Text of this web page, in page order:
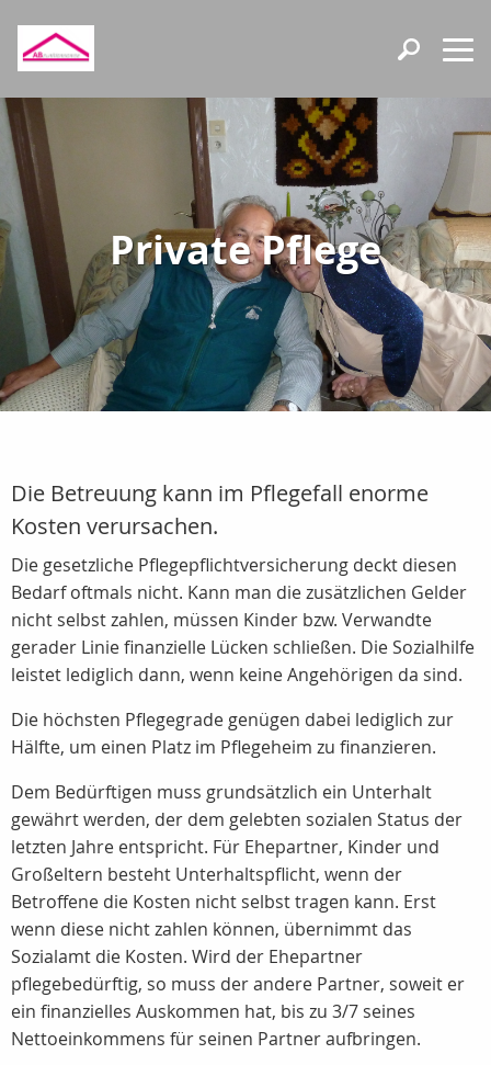
Private Pflege
Die Betreuung kann im Pflegefall enorme
Kosten verursachen.
Die gesetzliche Pflegepflichtversicherung deckt diesen
Bedarf oftmals nicht. Kann man die zusätzlichen Gelder
nicht selbst zahlen, müssen Kinder bzw. Verwandte
gerader Linie finanzielle Lücken schließen. Die Sozialhilfe
leistet lediglich dann, wenn keine Angehörigen da sind.
Die höchsten Pflegegrade genügen dabei lediglich zur
Hälfte, um einen Platz im Pflegeheim zu finanzieren.
Dem Bedürftigen muss grundsätzlich ein Unterhalt
gewährt werden, der dem gelebten sozialen Status der
letzten Jahre entspricht. Für Ehepartner, Kinder und
Großeltern besteht Unterhaltspflicht, wenn der
Betroffene die Kosten nicht selbst tragen kann. Erst
wenn diese nicht zahlen können, übernimmt das
Sozialamt die Kosten. Wird der Ehepartner
pflegebedürftig, so muss der andere Partner, soweit er
ein finanzielles Auskommen hat, bis zu 3/7 seines
Nettoeinkommens für seinen Partner aufbringen.